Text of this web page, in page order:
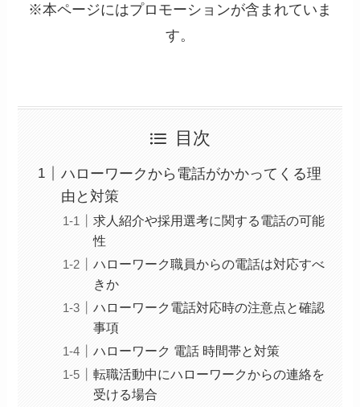
※本ページにはプロモーションが含まれていま
す。
目次
ハローワークから電話がかかってくる理
由と対策
求人紹介や採用選考に関する電話の可能
性
ハローワーク職員からの電話は対応すべ
きか
ハローワーク電話対応時の注意点と確認
事項
ハローワーク 電話 時間帯と対策
転職活動中にハローワークからの連絡を
受ける場合